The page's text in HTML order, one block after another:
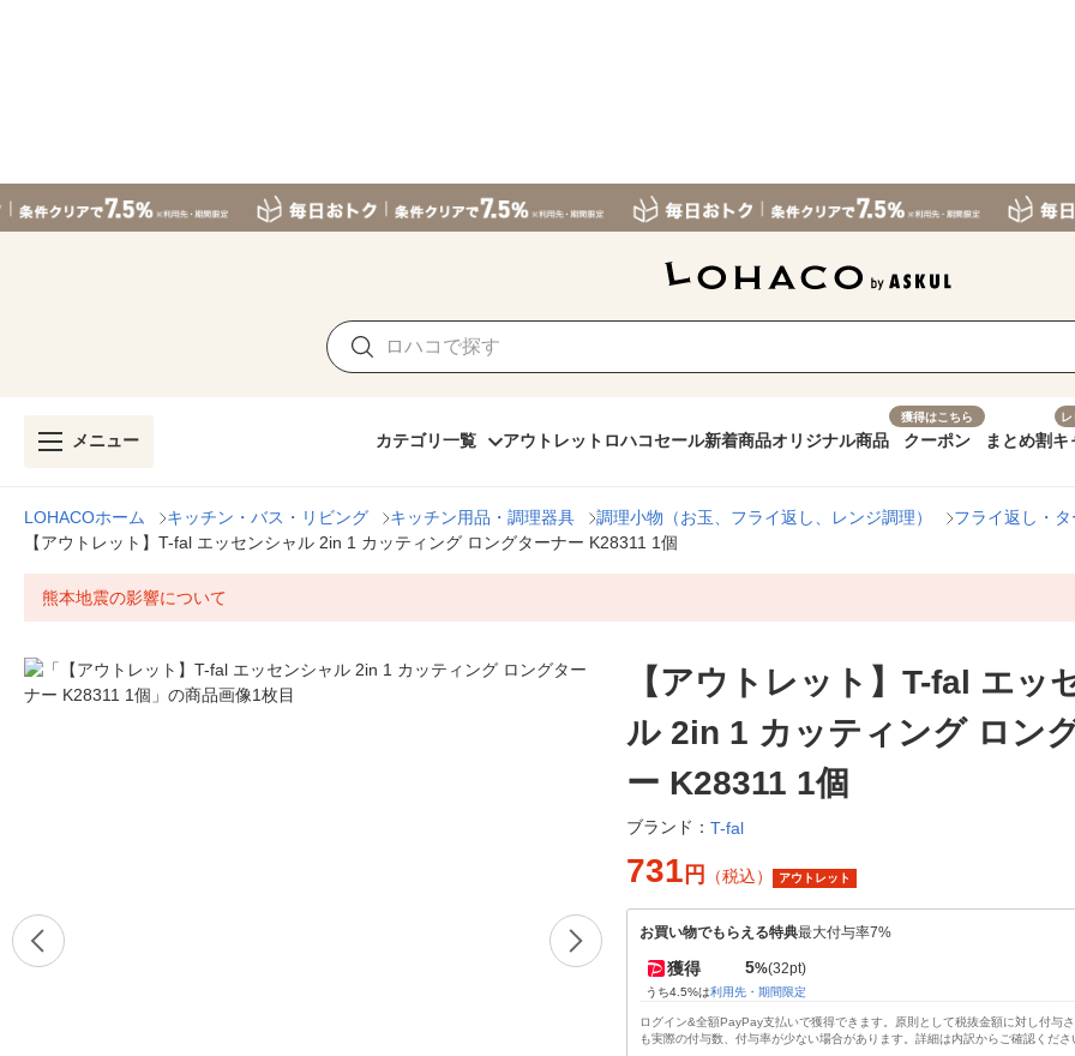
メニュー カテゴリ一覧 アウトレット ロハコセール新着商品オリジナル商品
獲得はこちら
クーポン まとめ割キ
LOHACOホーム キッチン・バス・リビング キッチン用品・調理器具 調理小物（お玉、フライ返し、レンジ調理）
フライ返し・タ
【アウトレット】T-fal エッセンシャル 2in 1 カッティング ロングターナー K28311 1個
熊本地震の影響について
【アウトレット】T-fal エッ
ル 2in 1 カッティング ロン
ー K28311 1個
ブランド： T-fal
731 円 （税込） アウトレット
お買い物でもらえる特典最大付与率7%
獲得 5%(32pt)
うち4.5%は利用先・期間限定
ログイン&全額PayPay支払いで獲得できます。原則として税抜金額に対し付与
も実際の付与数、付与率が少ない場合があります。詳細は内訳からご確認くださ